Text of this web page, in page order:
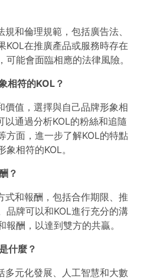
和倫理規範，包括廣告法、
KOL在推廣產品或服務時存在
能會面臨相應的法律風險。
相符的KOL？
價值，選擇與自己品牌形象相
以通過分析KOL的粉絲和追隨
方面，進一步了解KOL的特點
相符的KOL。
？
式和報酬，包括合作期限、推
品牌可以和KOL進行充分的溝
酬，以達到雙方的共贏。
什麼？
多元化發展、人工智慧和大數